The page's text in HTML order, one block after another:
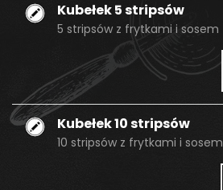
Kubełek 5 stripsów
5 stripsów z frytkami i sosem
Kubełek 10 stripsów
10 stripsów z frytkami i sosem